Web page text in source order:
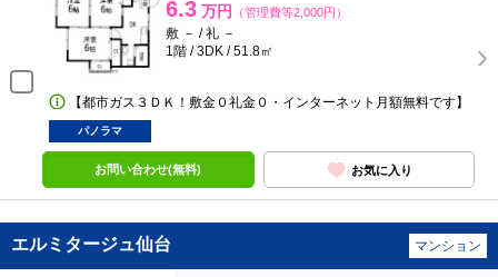
6.3 万円 （管理費等2,000円）
敷 － / 礼 －
1階 / 3DK / 51.8㎡
【都市ガス３ＤＫ！敷金０礼金０・インターネット月額無料です】
パノラマ
お問い合わせ(無料) お気に入り
エルミタージュ仙台 マンション